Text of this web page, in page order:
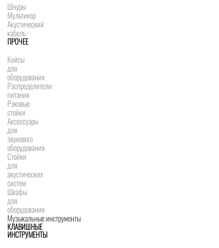
Шнуры
Мультикор
Акустический
кабель
ПРОЧЕЕ
Кейсы
для
оборудования
Распределители
питания
Рэковые
стойки
Аксессуары
для
звукового
оборудования
Стойки
для
акустических
систем
Шкафы
для
оборудования
Музыкальные инструменты
КЛАВИШНЫЕ
ИНСТРУМЕНТЫ